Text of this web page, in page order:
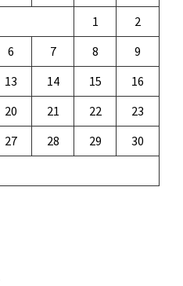
1
2
6 7 8
9
13 14 15
16
20 21 22
23
27 28 29
30